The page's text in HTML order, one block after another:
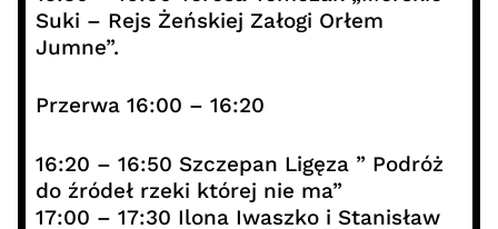
Suki – Rejs Żeńskiej Załogi Orłem
Jumne”.
Przerwa 16:00 – 16:20
16:20 – 16:50 Szczepan Ligęza ” Podróż
do źródeł rzeki której nie ma”
17:00 – 17:30 Ilona Iwaszko i Stanisław